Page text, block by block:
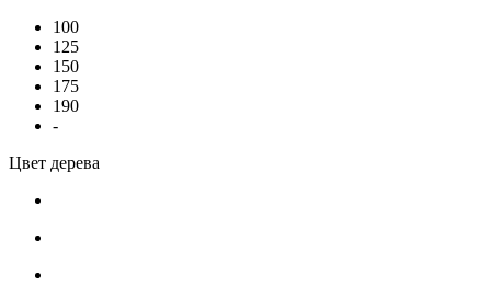
100
125
150
175
190
-
Цвет дерева